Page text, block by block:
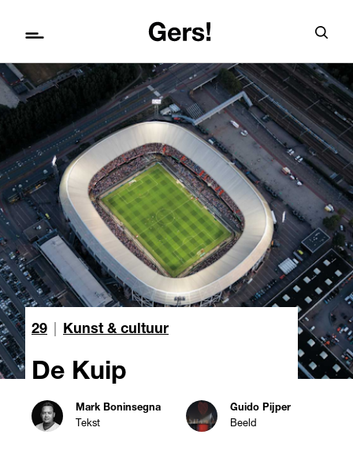
29 Kunst & cultuur
De Kuip
Mark Boninsegna
Tekst
Guido Pijper
Beeld